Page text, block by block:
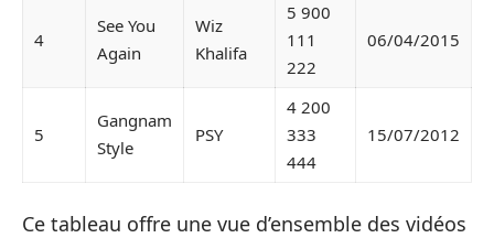
4
See You
Again
Wiz
Khalifa
5 900
111
222
06/04/2015
5
Gangnam
Style
PSY
4 200
333
444
15/07/2012
Ce tableau offre une vue d’ensemble des vidéos